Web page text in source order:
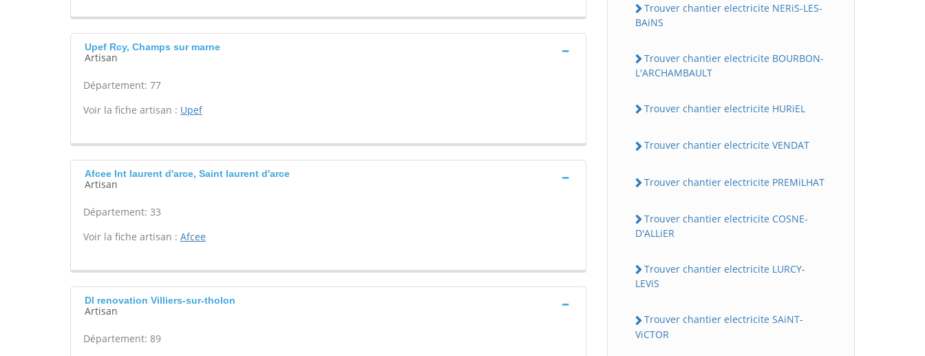
Upef Rcy, Champs sur marne
Artisan
Département: 77
Voir la fiche artisan : Upef
Afcee Int laurent d'arce, Saint laurent d'arce
Artisan
Département: 33
Voir la fiche artisan : Afcee
Dl renovation Villiers-sur-tholon
Artisan
Département: 89
Trouver chantier electricite NERiS-LES-
BAiNS
Trouver chantier electricite BOURBON-
L'ARCHAMBAULT
Trouver chantier electricite HURiEL
Trouver chantier electricite VENDAT
Trouver chantier electricite PREMiLHAT
Trouver chantier electricite COSNE-
D'ALLiER
Trouver chantier electricite LURCY-
LEViS
Trouver chantier electricite SAiNT-
ViCTOR